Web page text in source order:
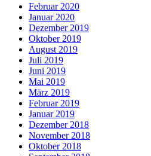
Februar 2020
Januar 2020
Dezember 2019
Oktober 2019
August 2019
Juli 2019
Juni 2019
Mai 2019
März 2019
Februar 2019
Januar 2019
Dezember 2018
November 2018
Oktober 2018